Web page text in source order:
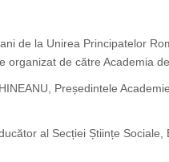
de la Unirea Principatelor
de către Academia
Președintele
al Secției Științe